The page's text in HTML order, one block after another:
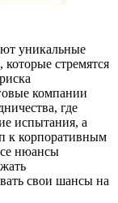
уникальные
стремятся
компании
где
испытания, а
к корпоративным
нюансы
свои шансы на